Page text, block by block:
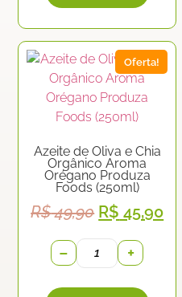
Oferta!
Azeite de Oliva e Chia
Orgânico Aroma
Orégano Produza
Foods (250ml)
R$49,90 R$ 45,90
− +